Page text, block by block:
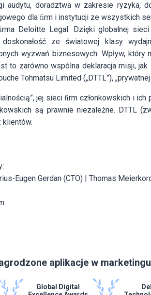
audytu, doradztwa w zakresie ryzyka,
dla ﬁrm i instytucji ze wszystkich
Deloitte Legal. Dzięki globalnej
ze światowej klasy
wyzwań biznesowych. Wpływ,
to zarówno wspólna deklaracja misji,
Tohmatsu Limited („DTTL”),
jej sieci ﬁrm członkowskich i
są prawnie niezależne. DTTL
klientów.
Eugen Gerdan (CTO) | Thomas
aplikacje w
Global Digital